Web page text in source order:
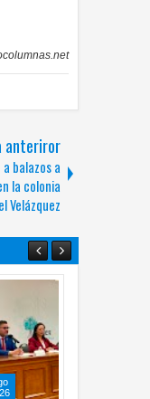
anteriror
balazos a
la colonia
Velázquez
04
2026